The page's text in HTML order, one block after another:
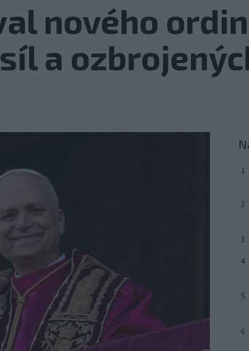
nového
a
1
2
3
4
5
6